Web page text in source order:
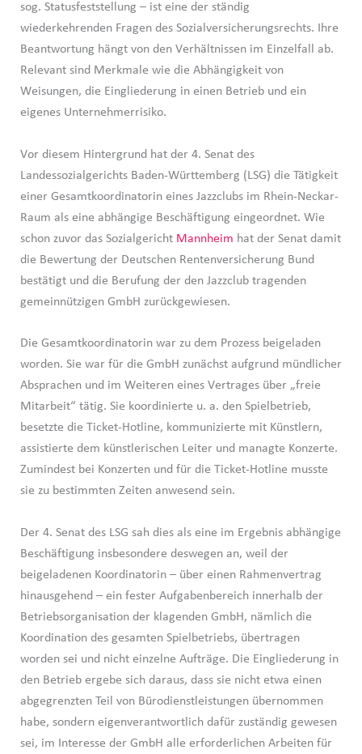
sog. Statusfeststellung – ist eine der ständig
wiederkehrenden Fragen des Sozialversicherungsrechts. Ihre
Beantwortung hängt von den Verhältnissen im Einzelfall ab.
Relevant sind Merkmale wie die Abhängigkeit von
Weisungen, die Eingliederung in einen Betrieb und ein
eigenes Unternehmerrisiko.
Vor diesem Hintergrund hat der 4. Senat des
Landessozialgerichts Baden-Württemberg (LSG) die Tätigkeit
einer Gesamtkoordinatorin eines Jazzclubs im Rhein-Neckar-
Raum als eine abhängige Beschäftigung eingeordnet. Wie
schon zuvor das Sozialgericht Mannheim hat der Senat damit
die Bewertung der Deutschen Rentenversicherung Bund
bestätigt und die Berufung der den Jazzclub tragenden
gemeinnützigen GmbH zurückgewiesen.
Die Gesamtkoordinatorin war zu dem Prozess beigeladen
worden. Sie war für die GmbH zunächst aufgrund mündlicher
Absprachen und im Weiteren eines Vertrages über „freie
Mitarbeit“ tätig. Sie koordinierte u. a. den Spielbetrieb,
besetzte die Ticket-Hotline, kommunizierte mit Künstlern,
assistierte dem künstlerischen Leiter und managte Konzerte.
Zumindest bei Konzerten und für die Ticket-Hotline musste
sie zu bestimmten Zeiten anwesend sein.
Der 4. Senat des LSG sah dies als eine im Ergebnis abhängige
Beschäftigung insbesondere deswegen an, weil der
beigeladenen Koordinatorin – über einen Rahmenvertrag
hinausgehend – ein fester Aufgabenbereich innerhalb der
Betriebsorganisation der klagenden GmbH, nämlich die
Koordination des gesamten Spielbetriebs, übertragen
worden sei und nicht einzelne Aufträge. Die Eingliederung in
den Betrieb ergebe sich daraus, dass sie nicht etwa einen
abgegrenzten Teil von Bürodienstleistungen übernommen
habe, sondern eigenverantwortlich dafür zuständig gewesen
sei, im Interesse der GmbH alle erforderlichen Arbeiten für